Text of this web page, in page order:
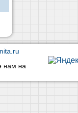
нам на